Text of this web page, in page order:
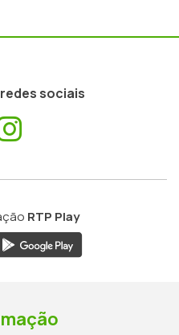
sociais
RTP Play